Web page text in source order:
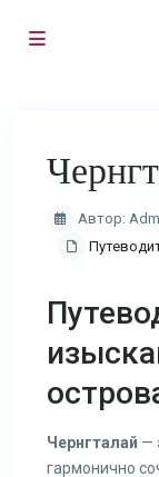
Автор:
Чернгталай —
гармонично